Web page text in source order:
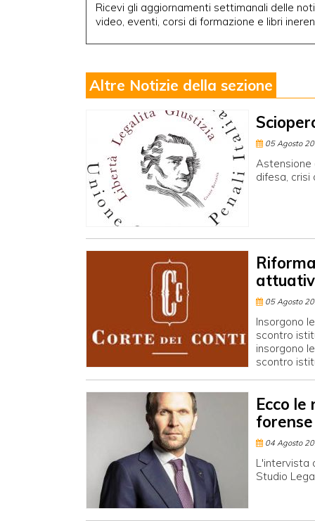
Ricevi gli aggiornamenti settimanali delle
video, eventi, corsi di formazione e libri
Altre Notizie della sezione
05 Agosto
Astensione
difesa, crisi
05 Agosto
Insorgono
scontro
insorgono
scontro
Ecco
forense
04 Agosto
L'intervista
Studio